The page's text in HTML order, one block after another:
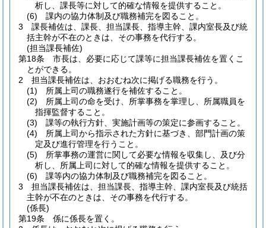
析し、課長等に対して的確な情報を提供すること。
(6)
課内の協力体制及び職務補完を図ること。
3
課長補佐は、課長、担当課長、指導主幹、課内室長及び統
括主幹が不在のときは、その事務を代行する。
(担当課長補佐)
第18条
市長は、必要に応じて課等に担当課長補佐を置くこ
とができる。
2
担当課長補佐は、おおむね次に掲げる職務を行う。
(1)
所属上司の職務遂行を補佐すること。
(2)
所属上司の命を受け、所掌事務を掌理し、所属職員を
指揮監督すること。
(3)
課等の執行方針、実施計画等の策定に参画すること。
(4)
所属上司から指示された方針に基づき、部門計画の策
定及び進行管理を行うこと。
(5)
所掌事務の運営に関して必要な情報を収集し、及び分
析し、所属上司に対して的確な情報を提供すること。
(6)
課等内の協力体制及び職務補完を図ること。
3
担当課長補佐は、担当課長、指導主幹、課内室長及び統括
主幹が不在のときは、その事務を代行する。
(係長)
第19条
係に係長を置く。